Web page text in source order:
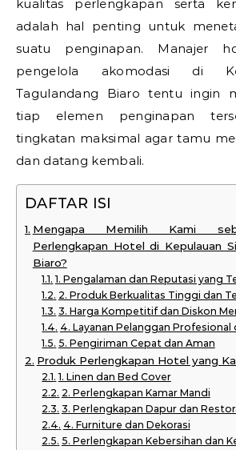
kualitas perlengkapan serta
adalah hal penting untuk
suatu penginapan. Manajer
pengelola akomodasi di
Tagulandang Biaro tentu ingin
tiap elemen penginapan
tingkatan maksimal agar tamu
dan datang kembali.
DAFTAR ISI
Mengapa Memilih Kami
Perlengkapan Hotel di Kepulauan
Biaro?
1. Pengalaman dan Reputasi yang
2. Produk Berkualitas Tinggi dan
3. Harga Kompetitif dan Diskon
4. Layanan Pelanggan Profesional
5. Pengiriman Cepat dan Aman
Produk Perlengkapan Hotel yang
1. Linen dan Bed Cover
2. Perlengkapan Kamar Mandi
3. Perlengkapan Dapur dan
4. Furniture dan Dekorasi
5. Perlengkapan Kebersihan dan